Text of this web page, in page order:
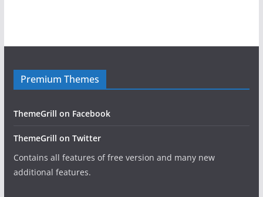
Premium Themes
ThemeGrill on Facebook
ThemeGrill on Twitter
Contains all features of free version and many new
additional features.